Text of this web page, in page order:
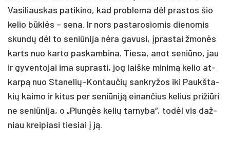
Va­si­liaus­kas pa­ti­ki­no, kad pro­ble­ma dėl pra­stos šio
ke­lio būk­lės – se­na. Ir nors pa­sta­ro­sio­mis die­no­mis
skun­dų dėl to se­niū­ni­ja nė­ra ga­vu­si, įpras­tai žmo­nės
karts nuo kar­to pa­skam­bi­na. Tie­sa, anot se­niū­no, jau
ir gy­ven­to­jai ima su­pras­ti, jog laiš­ke mi­ni­mą ke­lio at­
kar­pą nuo Stanelių–Kontaučių san­kry­žos iki Paukš­ta­
kių kai­mo ir ki­tus per se­niū­ni­ją ei­nan­čius ke­lius pri­žiū­ri
ne se­niū­ni­ja, o „Plun­gės ke­lių tar­ny­ba“, to­dėl vis daž­
niau krei­pia­si tie­siai į ją.